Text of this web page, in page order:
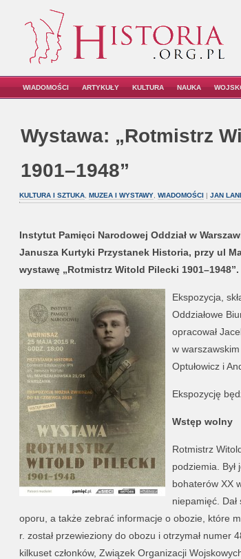
WIADOMOŚCI ARTYKUŁY KULTURA NAUKA
Wystawa: „Rotmistrz
1901–1948”
KULTURA I SZTUKA, MUZEA I WYSTAWY, WIADOMOŚCI| JAN
Instytut Pamięci Narodowej Oddział w
Janusza Kurtyki Przystanek Historia, przy ul
wystawę „Rotmistrz Witold Pilecki 1901–1948”.
Ekspozycja,
Oddziałowe
opracował
w
Optułowicz i
Ekspozycję
Wstęp wolny
Rotmistrz
podziemia.
bohaterów XX
niepamięć.
oporu, a także zebrać informacje o obozie, które
r. został przewieziony do obozu i otrzymał numer
kilkuset członków, Związek Organizacji